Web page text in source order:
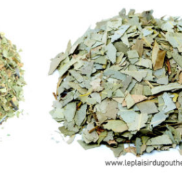
prix :
7,00 €
à
12,00 €